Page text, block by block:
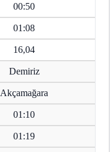
00:50
01:08
16,04
Demiriz
Akçamağara
01:10
01:19